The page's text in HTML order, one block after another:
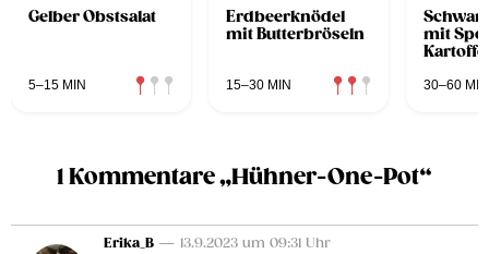
Gelber Obstsalat
5–15 MIN
Erdbeerknödel
mit Butterbröseln
15–30 MIN
mit
30–60 MIN
1 Kommentare „Hühner-One-Pot“
Erika_B — 13.9.2023 um 09:31 Uhr